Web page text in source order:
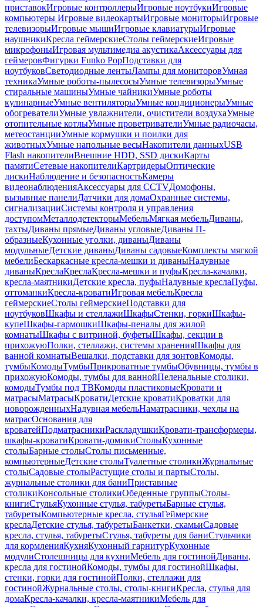
приставокИгровые контроллерыИгровые ноутбукиИгровые
компьютеры Игровые видеокартыИгровые мониторыИгровые
телевизорыИгровые мышиИгровые клавиатурыИгровые
наушникиКресла геймерскиеСтолы геймерскиеИгровые
микрофоныИгровая мультимедиа акустикаАксессуары для
геймеровФигурки Funko PopПодставки для
ноутбуковСветодиодные лентыЛампы для мониторовУмная
техникаУмные роботы-пылесосыУмные телевизорыУмные
стиральные машиныУмные чайникиУмные роботы
кулинарныеУмные вентиляторыУмные кондиционерыУмные
обогревателиУмные увлажнители, очистители воздухаУмные
отопительные котлыУмные проветривателиУмные радиочасы,
метеостанцииУмные кормушки и поилки для
животныхУмные напольные весыНакопители данныхUSB
Flash накопителиВнешние HDD, SSD дискиКарты
памятиСетевые накопителиКартридерыОптические
дискиНаблюдение и безопасностьКамеры
видеонаблюденияАксессуары для CCTVДомофоны,
вызывные панелиДатчики для домаОхранные системы,
сигнализацииСистемы контроля и управления
доступомМеталлодетекторыМебельМягкая мебельДиваны,
тахтыДиваны прямыеДиваны угловыеДиваны П-
образныеКухонные уголки, диваныДиваны
модульныеДетские диваныДиваны садовыеКомплекты мягкой
мебелиБескаркасные кресла-мешки и диваныНадувные
диваныКреслаКреслаКресла-мешки и пуфыКресла-качалки,
кресла-маятникиДетские кресла, пуфыНадувные креслаПуфы,
оттоманкиКресла-кроватиИгровая мебельКресла
геймерскиеСтолы геймерскиеПодставки для
ноутбуковШкафы и стеллажиШкафыСтенки, горкиШкафы-
купеШкафы-гармошкиШкафы-пеналы для жилой
комнатыШкафы с витриной, буфетыШкафы, секции в
прихожуюПолки, стеллажи, системы храненияШкафы для
ванной комнатыВешалки, подставки для зонтовКомоды,
тумбыКомодыТумбыПрикроватные тумбыОбувницы, тумбы в
прихожуюКомоды, тумбы для ваннойПеленальные столики,
комодыТумбы под ТВКомоды пластиковыеКровати и
матрасыМатрасыКроватиДетские кроватиКроватки для
новорожденныхНадувная мебельНаматрасники, чехлы на
матрасОснования для
кроватейПодматрасникиРаскладушкиКровати-трансформеры,
шкафы-кроватиКровати-домикиСтолыКухонные
столыБарные столыСтолы письменные,
компьютерныеДетские столыТуалетные столикиЖурнальные
столыСадовые столыРастущие столы и партыСтолы,
журнальные столики для баниПриставные
столикиКонсольные столикиОбеденные группыСтолы-
книгиСтульяКухонные стулья, табуретыБарные стулья,
табуретыКомпьютерные кресла, стульяГеймерские
креслаДетские стулья, табуретыБанкетки, скамьиСадовые
кресла, стулья, табуретыСтулья, табуреты для баниСтульчики
для кормленияКухняКухонный гарнитурКухонные
модулиСтолешницы для кухниМебель для гостинойДиваны,
кресла для гостинойКомоды, тумбы для гостинойШкафы,
стенки, горки для гостинойПолки, стеллажи для
гостинойЖурнальные столы, столы-книгиКресла, стулья для
домаКресла-качалки, кресла-маятникиМебель для